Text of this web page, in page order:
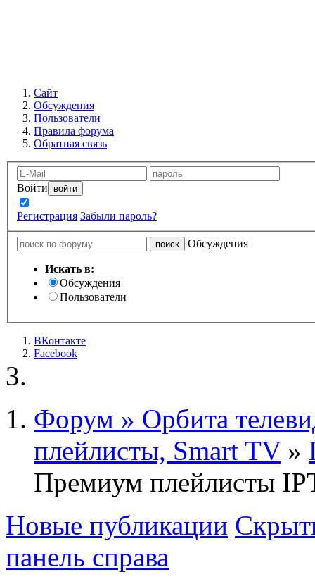
Сайт
Обсуждения
Пользователи
Правила форума
Обратная связь
Войти
Регистрация Забыли пароль?
Обсуждения
Искать в:
Обсуждения
Пользователи
ВКонтакте
Facebook
Форум » Орбита
плейлисты, Smart TV»
Премиум плейлисты
Новые публикации
панель справа